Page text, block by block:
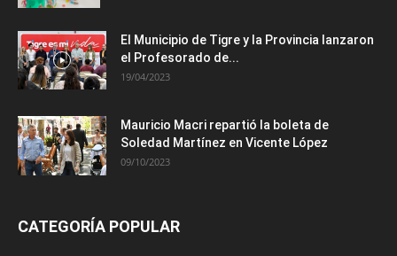
El Municipio de Tigre y la Provincia lanzaron
el Profesorado de...
19/04/2023
Mauricio Macri repartió la boleta de
Soledad Martínez en Vicente López
09/10/2023
CATEGORÍA POPULAR